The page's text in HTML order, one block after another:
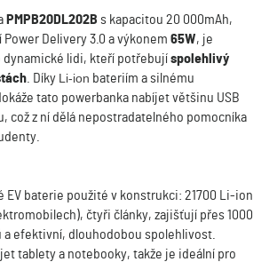
PMPB20DL202B s kapacitou 20 000mAh,
Delivery 3.0 a výkonem 65W, je
dynamické lidi, kteří potřebujíspolehlivý
. Díky Li-ion bateriím a silnému
tato powerbanka nabíjet většinu USB
což z ní dělá nepostradatelného pomocníka
EV baterie použité v konstrukci: 21700 Li-ion
čtyři články, zajišťují přes 1000
a efektivní, dlouhodobou spolehlivost.
tablety a notebooky, takže je ideální pro